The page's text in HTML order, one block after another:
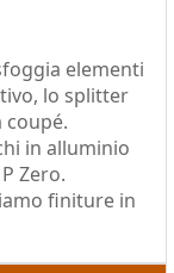
elementi
lo splitter
in alluminio
Zero.
finiture in